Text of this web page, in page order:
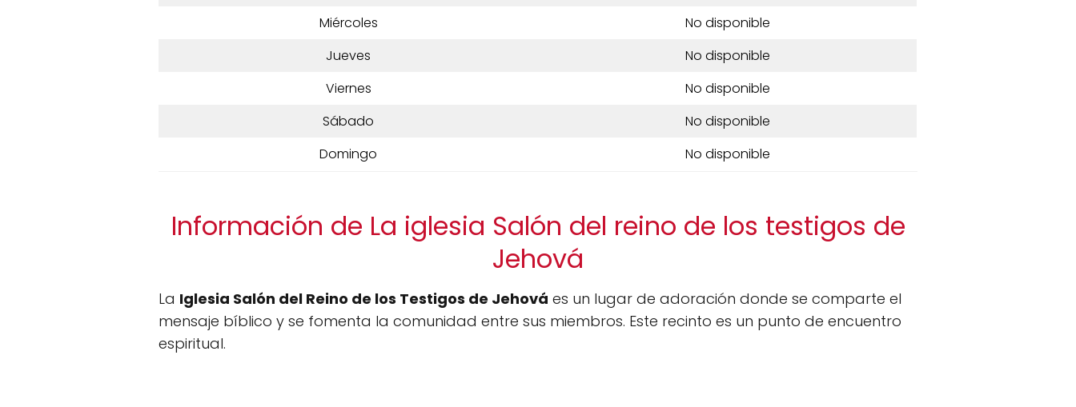
Miércoles
No disponible
Jueves
No disponible
Viernes
No disponible
Sábado
No disponible
Domingo
No disponible
Información de La iglesia Salón del reino de los testigos de
Jehová
La Iglesia Salón del Reino de los Testigos de Jehová es un lugar de adoración donde se comparte el
mensaje bíblico y se fomenta la comunidad entre sus miembros. Este recinto es un punto de encuentro
espiritual.